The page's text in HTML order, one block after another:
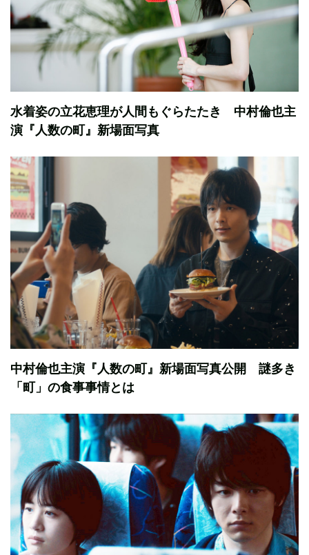
水着姿の立花恵理が人間もぐらたたき 中村倫也主
演『人数の町』新場面写真
中村倫也主演『人数の町』新場面写真公開 謎多き
「町」の食事事情とは